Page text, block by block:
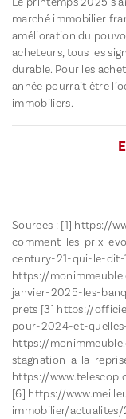
marché immobilier
amélioration du
acheteurs, tous les
durable. Pour les
année pourrait être
immobiliers.
Sources : [1] https://
comment-les-prix-
century-21-qui-le-dit-
https://
janvier-2025-les-
prets [3] https://
pour-2024-et-
https://
stagnation-a-la-
https://
[6] https://
immobilier/